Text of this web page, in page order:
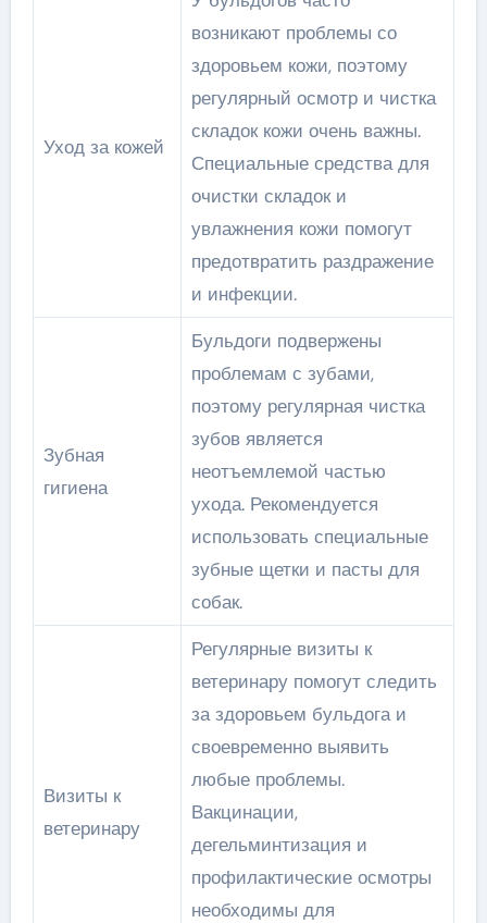
Уход за кожей
возникают проблемы со
здоровьем кожи, поэтому
регулярный осмотр и чистка
складок кожи очень важны.
Специальные средства для
очистки складок и
увлажнения кожи помогут
предотвратить раздражение
и инфекции.
Зубная
гигиена
Бульдоги подвержены
проблемам с зубами,
поэтому регулярная чистка
зубов является
неотъемлемой частью
ухода. Рекомендуется
использовать специальные
зубные щетки и пасты для
собак.
Визиты к
ветеринару
Регулярные визиты к
ветеринару помогут следить
за здоровьем бульдога и
своевременно выявить
любые проблемы.
Вакцинации,
дегельминтизация и
профилактические осмотры
необходимы для